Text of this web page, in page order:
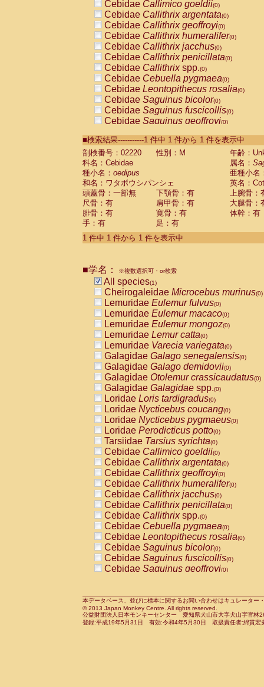
Cebidae Callimico goeldii(0)
Cebidae Callithrix argentata(0)
Cebidae Callithrix geoffroyi(0)
Cebidae Callithrix humeralifer(0)
Cebidae Callithrix jacchus(0)
Cebidae Callithrix penicillata(0)
Cebidae Callithrixspp.(0)
Cebidae Cebuella pygmaea(0)
Cebidae Leontopithecus rosalia(0)
Cebidae Saguinus bicolor(0)
Cebidae Saguinus fuscicollis(0)
Cebidae Saguinus geoffroyi(0)
CebidaeSaguinus labiatus(0)
Cebidae Saguinus leucopus (0)
Cebidae
Cebidae
CebidaeSaguinus nigricollis (0)
Cebidae Saguinus oedipus
Cebidae Saguinus weddelli
Cebidae Saguinusspp.
Cebidae Aotus trivirgatus
Cebidae Cebus albifrons
CebidaeCebus nigrivittatus
CebidaeCebus
CebidaeSaimiri boliviensis(0)
CebidaeSaimiri sciureus(0)
AtelidaeAlouatta caraya(0)
AtelidaeAlouatta fusca(0)
AtelidaeAlouatta seniculus
AtelidaeAlouattaspp.(0)
AtelidaeAteles belzebuth(0)
AtelidaeAteles geoffroyi(0)
AtelidaeAteles paniscus(0)
AtelidaeAtelesspp.(0)
Atelidae Lagothrix lagothricha
AtelidaeLagothrix lagothricha cana
PitheciidaeCacajao calvus
PitheciidaeCallicebus cupreus
PitheciidaeCallicebus donacophilus
PitheciidaeCallicebus moloch
PitheciidaeCallicebus torquatus
PitheciidaeCallicebusspp.(0)
PitheciidaeChiropotes satanas(0)
PitheciidaePithecia monachus
PitheciidaePithecia pithecia(0)
CercopithecidaeCercocebus agilis
CercopithecidaeCercocebus
CercopithecidaeCercocebus
CercopithecidaeCercocebus
CercopithecidaeCercocebus
CercopithecidaeCercocebushybrid
CercopithecidaePapio anubis(0)
CercopithecidaePapio cynocephalus
CercopithecidaePapio hamadryas(0)
■検索結果-----------1 件中 1 件から 1 件を表示中
剖検番号：02220
性別：M
年齢：
科名：Cebidae
属名：
種小名： oedipus
亜種小名
和名：ワタボウシパンシェ
英名：
頭蓋骨：一部無
下顎骨：有
上腕骨：
尺骨：有
肩甲骨：有
大腿骨：
腓骨：有
寛骨：有
体幹：有
手：有
足：有
1 件中 1 件から 1 件を表示中
■学名： ※複数選択可・or検索
All species(1)
Cheirogaleidae Microcebus murinus(0)
Lemuridae Eulemur fulvus(0)
Lemuridae Eulemur macaco(0)
Lemuridae Eulemur mongoz(0)
Lemuridae Lemur catta(0)
Lemuridae Varecia variegata(0)
Galagidae Galago senegalensis(0)
Galagidae Galago demidovii(0)
Galagidae Otolemur crassicaudatus(0)
Galagidae Galagidae spp.(0)
Loridae Loris tardigradus(0)
Loridae Nycticebus coucang(0)
Loridae Nycticebus pygmaeus(0)
Loridae Perodicticus potto(0)
Tarsiidae Tarsius syrichta(0)
Cebidae Callimico goeldii(0)
Cebidae Callithrix argentata(0)
Cebidae Callithrix geoffroyi(0)
Cebidae Callithrix humeralifer(0)
Cebidae Callithrix jacchus(0)
Cebidae Callithrix penicillata(0)
Cebidae Callithrixspp.(0)
Cebidae Cebuella pygmaea(0)
Cebidae Leontopithecus rosalia(0)
Cebidae Saguinus bicolor(0)
Cebidae Saguinus fuscicollis(0)
Cebidae Saguinus geoffroyi(0)
CebidaeSaguinus leucopus(0)
CebidaeSaguinus midas(0)
Cebidae Saguinus mystax(0)
本データベース、並びに標本に関するお問い合わせはキュレータ
© 2013 Japan Monkey Centre. All rights reserved.
公益財団法人日本モンキーセンター 愛知県犬山市大字犬山字官
登録:平成19年5月31日 有効:令和4年5月30日 取扱責任者:綿貫宏